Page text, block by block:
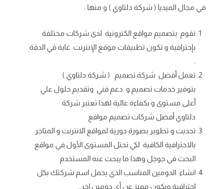
في مجال الميديا ( شركة دلتاوي ) و منها :
تقوم بتصميم مواقع الكترونية لدى شركات مختلفة
بإحترافية و تكون تطبيقات موقع الإنترنت غاية في الدقة
تعمل أفضل شركة تصميم ( شركة دلتاوي )
بتوفير خدمات تصميم و دعم فني وتقديم حلول علي
أعلى مستوى و بكفاءة عالية لهذا تعتبر شركة
دلتاوي أفضل شركات تصميم مواقع
تحديث و تطوير بصورة دورية لمواقع الانترنت و المتاجر
بالاحترافية الكافية لكي تحتل المستوى الأول في مواقع
البحث في جوجل وهذا ما يبحث عنه المستخدم
انشاء الدومين المناسب الذي يحمل اسم شركتك بكل
احترافية ويكون مميز عن أي دومين اخر .